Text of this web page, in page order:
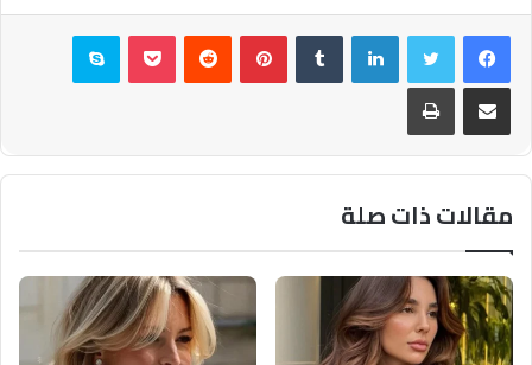
فيسبوكتويتر لينكدإن بينتيريست بوكيت سكايب
مشاركة عبر البريد طباعة
مقالات ذات صلة